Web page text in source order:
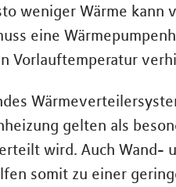
weniger Wärme kann
eine
Vorlauftemperatur
gelten als
wird. Auch Wand-
somit zu einer